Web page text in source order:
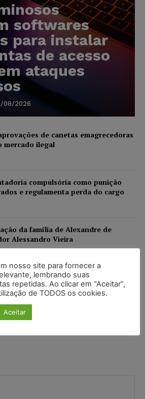
softwares
para instalar
de acesso
ataques
08/2026
de canetas emagrecedoras
mercado ilegal
compulsória como punição
e regulamenta perda do cargo
da família de Alexandre de
Alessandro Vieira
Justiça determina afastamento da
dois anos
nosso site para fornecer a
lembrando suas
repetidas. Ao clicar em “Aceitar”,
de TODOS os cookies.
Aceitar